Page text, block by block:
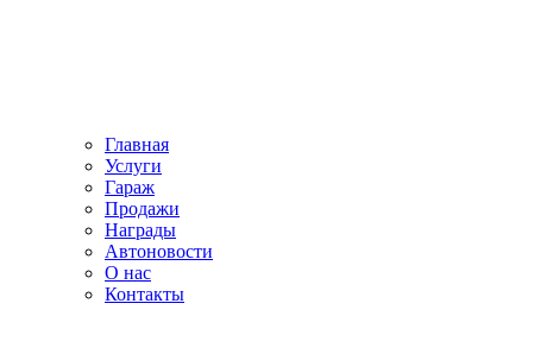
Главная
Услуги
Гараж
Продажи
Награды
Автоновости
О нас
Контакты